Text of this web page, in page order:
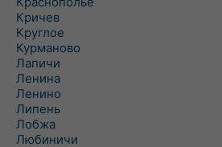
Кричев
Круглое
Курманово
Лапичи
Ленина
Ленино
Липень
Лобжа
Любиничи